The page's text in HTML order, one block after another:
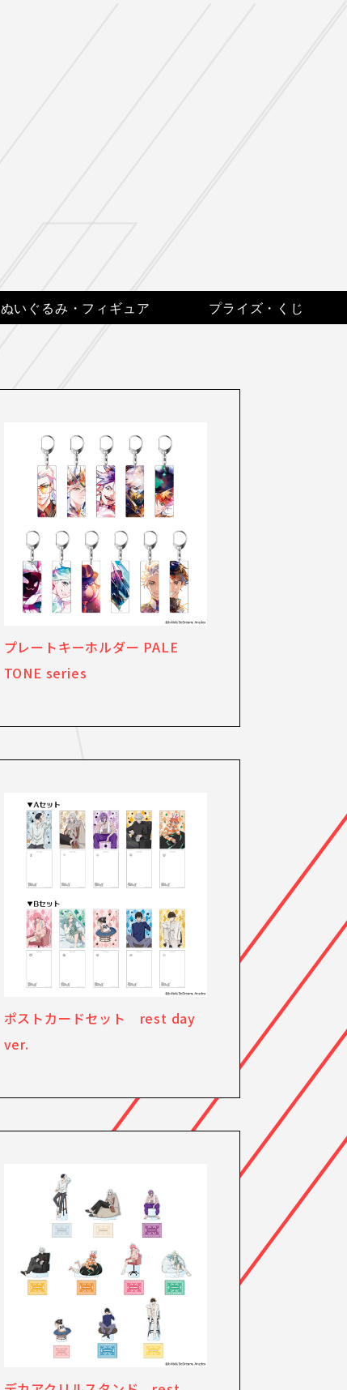
ぬいぐるみ・フィギュア プライズ・くじ
プレートキーホルダー PALE
TONE series
ポストカードセット rest day
ver.